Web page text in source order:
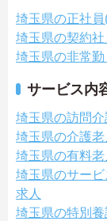
埼玉県の正社
埼玉県の契約
埼玉県の非常
サービス内
埼玉県の訪問介
埼玉県の介護
埼玉県の有料
埼玉県のサー
求人
埼玉県の特別